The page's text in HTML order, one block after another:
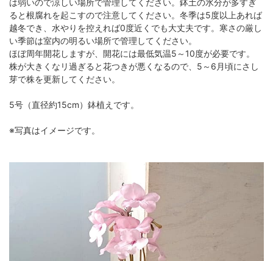
は弱いので涼しい場所で管理してください。鉢土の水分が多すぎ
ると根腐れを起こすので注意してください。冬季は5度以上あれば
越冬でき、水やりを控えれば0度近くでも大丈夫です。寒さの厳し
い季節は室内の明るい場所で管理してください。
ほぼ周年開花しますが、開花には最低気温5～10度が必要です。
株が大きくなリ過ぎると花つきが悪くなるので、5～6月頃にさし
芽で株を更新してください。
5号（直径約15cm）鉢植えです。
※写真はイメージです。